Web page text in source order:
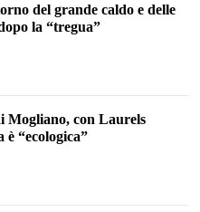
del grande caldo e delle
la “tregua”
Mogliano, con Laurels
“ecologica”